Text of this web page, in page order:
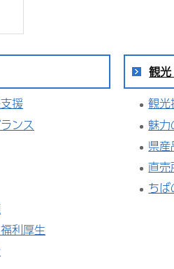
援
ンス
利厚生
観
観
魅
県
直売
ち